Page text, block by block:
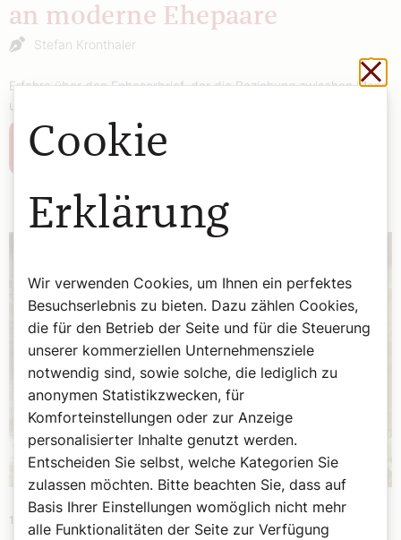
an moderne Ehepaare
Stefan Kronthaler
Erfahre über den Epheserbrief, der die Beziehung zwischen Mann
und Frau mit der zwischen Christus und der Kirche vergleicht.
Weiterlesen
14. Mai 2024
Cookie
Erklärung
Wir verwenden Cookies, um Ihnen ein perfektes
Besuchserlebnis zu bieten. Dazu zählen Cookies,
die für den Betrieb der Seite und für die Steuerung
unserer kommerziellen Unternehmensziele
notwendig sind, sowie solche, die lediglich zu
anonymen Statistikzwecken, für
Komforteinstellungen oder zur Anzeige
personalisierter Inhalte genutzt werden.
Entscheiden Sie selbst, welche Kategorien Sie
zulassen möchten. Bitte beachten Sie, dass auf
Basis Ihrer Einstellungen womöglich nicht mehr
alle Funktionalitäten der Seite zur Verfügung